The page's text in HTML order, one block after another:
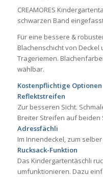
CREAMORES
schwarzen Band
Für eine bessere &
Blachenschicht von
Trageriemen.
wählbar.
Kostenpflichtige Optionen
Reflektstreifen
Zur besseren Sicht.
Breiter Streifen auf beiden
Adressfächli
Im Innendeckel, zum
Rucksack-Funktion
Das Kindergartentäschli
umfunktionieren. Dazu